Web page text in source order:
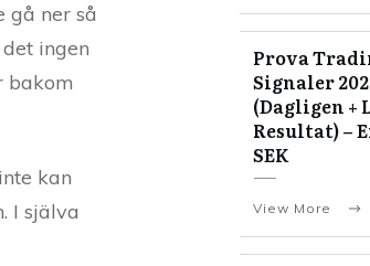
gå ner så
ingen
bakom
kan
I själva
Prova
Signaler
(Dagligen +
Resultat) –
SEK
View More